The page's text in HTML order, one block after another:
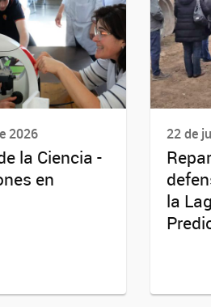
2026
la Ciencia -
en
22 de
la